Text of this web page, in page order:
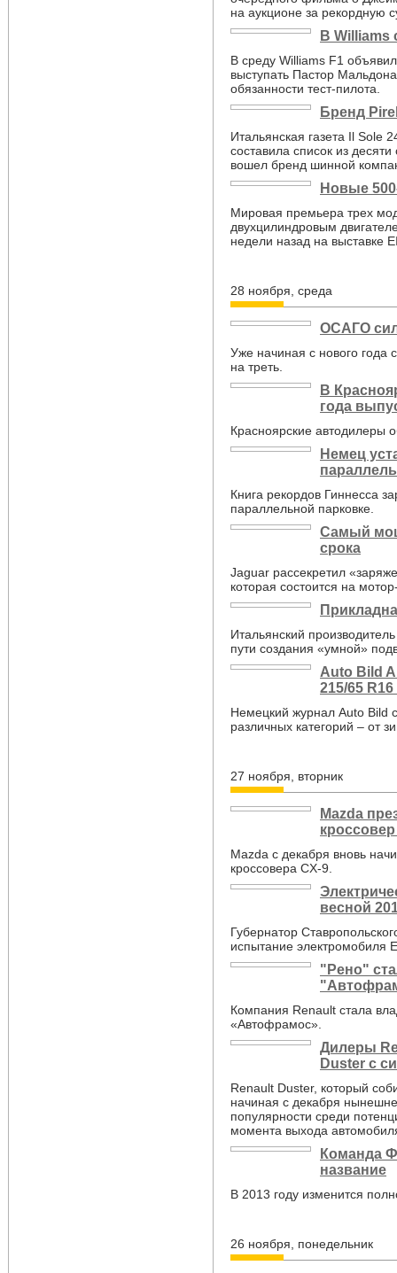
на аукционе за рекордную
В Williams
В среду Williams F1
выступать Пастор
обязанности тест-пилота.
Бренд
Итальянская газета Il Sole
составила список из
вошел бренд шинной
Новые
Мировая премьера трех
двухцилиндровым
недели назад на выставке
28 ноября, среда
ОСАГО
Уже начиная с нового года
на треть.
В
года
Красноярские автодилеры
Немец
Книга рекордов Гиннесса
параллельной парковке.
Самый
срока
Jaguar рассекретил
которая состоится на
Итальянский
пути создания «умной»
Auto Bild
215/65 R16
Немецкий журнал Auto Bild
различных категорий – от
27 ноября, вторник
Mazda
Mazda с декабря вновь
кроссовера CX-9.
весной
Губернатор
испытание электромобиля
"Рено"
Компания Renault стала
«Автофрамос».
Дилеры
Duster с
Renault Duster, который
начиная с декабря
популярности среди
момента выхода
Команда
название
В 2013 году изменится
26 ноября, понедельник